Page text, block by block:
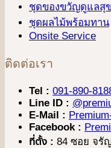
ชุดของขวัญดูแลสุ
ชุดผลไม้พร้อมทาน
Onsite Service
ติดต่อเรา
Tel : 091-890-
Line ID :
E-Mail :
Facebook :
ที่ตั้ง : 84 ซอย จรั